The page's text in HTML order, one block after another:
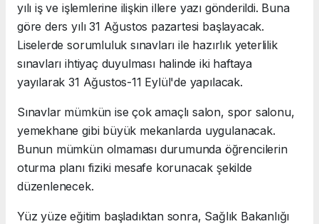
yılı iş ve işlemlerine ilişkin illere yazı gönderildi. Buna
göre ders yılı 31 Ağustos pazartesi başlayacak.
Liselerde sorumluluk sınavları ile hazırlık yeterlilik
sınavları ihtiyaç duyulması halinde iki haftaya
yayılarak 31 Ağustos-11 Eylül'de yapılacak.
Sınavlar mümkün ise çok amaçlı salon, spor salonu,
yemekhane gibi büyük mekanlarda uygulanacak.
Bunun mümkün olmaması durumunda öğrencilerin
oturma planı fiziki mesafe korunacak şekilde
düzenlenecek.
Yüz yüze eğitim başladıktan sonra, Sağlık Bakanlığı